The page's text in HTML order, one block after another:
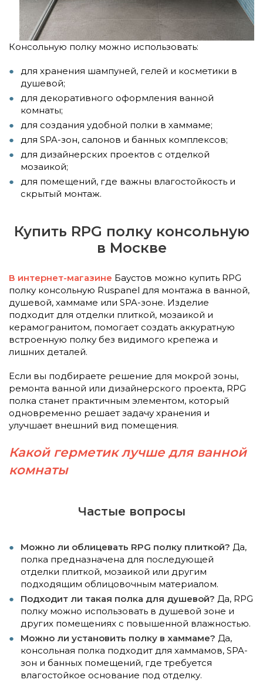
Консольную полку можно использовать:
для хранения шампуней, гелей и косметики в
душевой;
для декоративного оформления ванной
комнаты;
для создания удобной полки в хаммаме;
для SPA-зон, салонов и банных комплексов;
для дизайнерских проектов с отделкой
мозаикой;
для помещений, где важны влагостойкость и
скрытый монтаж.
Купить RPG полку консольную
в Москве
В интернет-магазине Баустов можно купить RPG
полку консольную Ruspanel для монтажа в ванной,
душевой, хаммаме или SPA-зоне. Изделие
подходит для отделки плиткой, мозаикой и
керамогранитом, помогает создать аккуратную
встроенную полку без видимого крепежа и
лишних деталей.
Если вы подбираете решение для мокрой зоны,
ремонта ванной или дизайнерского проекта, RPG
полка станет практичным элементом, который
одновременно решает задачу хранения и
улучшает внешний вид помещения.
Какой герметик лучше для ванной
комнаты
Частые вопросы
Можно ли облицевать RPG полку плиткой? Да,
полка предназначена для последующей
отделки плиткой, мозаикой или другим
подходящим облицовочным материалом.
Подходит ли такая полка для душевой? Да, RPG
полку можно использовать в душевой зоне и
других помещениях с повышенной влажностью.
Можно ли установить полку в хаммаме? Да,
консольная полка подходит для хаммамов, SPA-
зон и банных помещений, где требуется
влагостойкое основание под отделку.